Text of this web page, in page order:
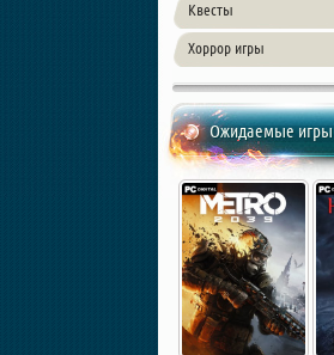
Квесты
Хоррор игры
Ожидаемые игры